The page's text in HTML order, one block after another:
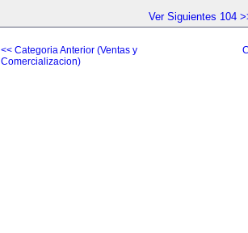
Ver Siguientes 104
<< Categoria Anterior (Ventas y
Comercializacion)